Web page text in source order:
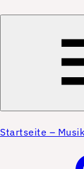
Startseite –